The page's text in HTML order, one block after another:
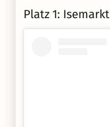
Platz 1: Isemarkt